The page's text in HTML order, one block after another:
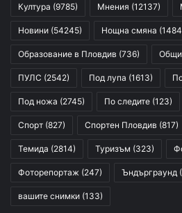
Култура (9785) Мнения (12137)
Новини (54245) Нощна смяна
Образование в Пловдив (736)
ПУЛС (2542) Под лупа (1613)
Под ножа (2745) По следите (123)
Спорт (827) Спортен Пловдив (817)
Темида (2814) Туризъм (323)
Фоторепортаж (247) Ъндърграунд
вашите снимки (133)